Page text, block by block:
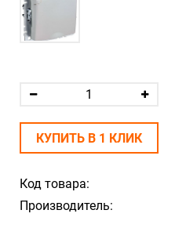
Код товара:
Производитель:
КУПИТЬ В 1 КЛИК